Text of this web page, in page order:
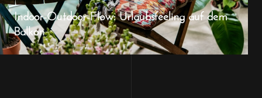
Indoor-Outdoor-Flow: Urlaubsfeeling auf dem
Balkon